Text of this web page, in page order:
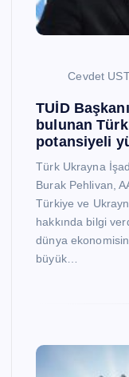
Cevdet
TUİD
bulunan
potansiyeli
Türk Ukrayna
Burak Pehlivan,
Türkiye ve
hakkında bilgi
dünya
büyük…